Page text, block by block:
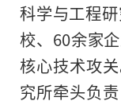
科学与工程
校、60余家
核心技术攻
究所牵头负